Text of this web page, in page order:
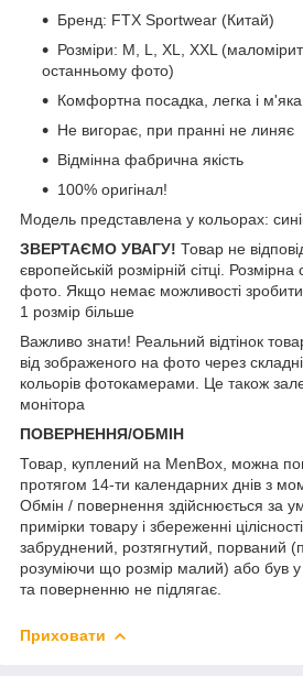
Бренд: FTX Sportwear (Китай)
Розміри: М, L, XL, XXL
останньому фото)
Комфортна посадка, легка і
Не вигорає, при пранні не линяє
Відмінна фабрична якість
100% оригінал!
Модель представлена ​​у кольорах:
ЗВЕРТАЄМО УВАГУ! Товар не
європейській розмірній сітці.
фото. Якщо немає можливості
1 розмір більше
Важливо знати! Реальний відтінок
від зображеного на фото через
кольорів фотокамерами. Це також
монітора
ПОВЕРНЕННЯ/ОБМІН
Товар, куплений на MenBox, можна
протягом 14-ти календарних днів з
Обмін / повернення здійснюється за
примірки товару і збереженні
забруднений, розтягнутий, порваний
розуміючи що розмір малий) або був у
та поверненню не підлягає.
Приховати